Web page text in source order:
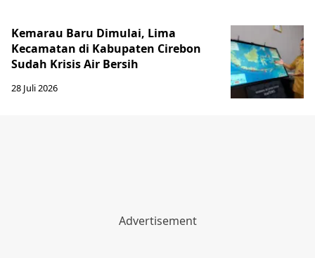
Kemarau Baru Dimulai, Lima
Kecamatan di Kabupaten Cirebon
Sudah Krisis Air Bersih
28 Juli 2026